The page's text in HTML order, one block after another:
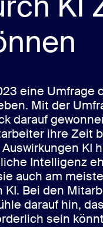
aufnehmen
eine Umfrage
Mit der
darauf
ihre Zeit
KI
Intelligenz
auch am
Bei den
darauf hin,
sein